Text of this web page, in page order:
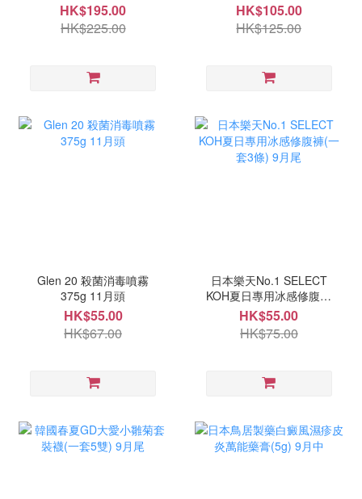
HK$195.00
HK$225.00
HK$105.00
HK$125.00
Glen 20 殺菌消毒噴霧
375g 11月頭
HK$55.00
HK$67.00
日本樂天No.1 SELECT
KOH夏日專用冰感修腹褲
(一套3條) 9月尾
HK$55.00
HK$75.00